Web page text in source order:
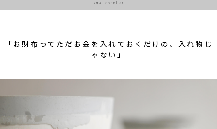
「お財布ってただお金を入れておくだけの、入れ物じ
ゃない」